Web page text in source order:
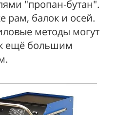
"пропан-бутан".
рам, балок и осей.
методы могут
ещё большим